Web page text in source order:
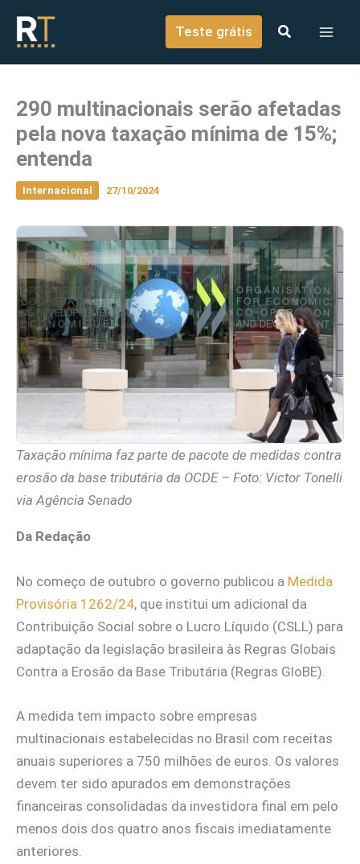
conteúdo
Teste grátis
290 multinacionais serão afetadas
pela nova taxação mínima de 15%;
entenda
Internacional 27/10/2024
Taxação mínima faz parte de pacote de medidas contra
erosão da base tributária da OCDE – Foto: Victor Tonelli
via Agência Senado
Da Redação
No começo de outubro o governo publicou a Medida
Provisória 1262/24, que institui um adicional da
Contribuição Social sobre o Lucro Líquido (CSLL) para
adaptação da legislação brasileira às Regras Globais
Contra a Erosão da Base Tributária (Regras GloBE).
A medida tem impacto sobre empresas
multinacionais estabelecidas no Brasil com receitas
anuais superiores a 750 milhões de euros. Os valores
devem ter sido apurados em demonstrações
financeiras consolidadas da investidora final em pelo
menos dois dos quatro anos fiscais imediatamente
anteriores.